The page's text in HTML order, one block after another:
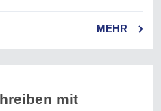
MEHR
mit